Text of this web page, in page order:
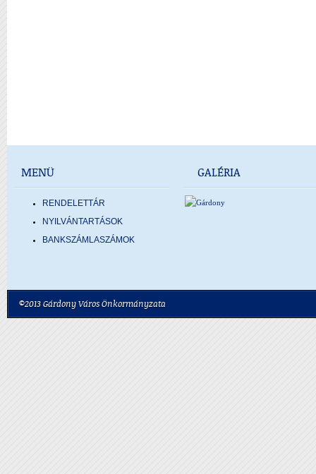
MENÜ
RENDELETTÁR
NYILVÁNTARTÁSOK
BANKSZÁMLASZÁMOK
GALÉRIA
©2013 Gárdony Város Önkormányzata